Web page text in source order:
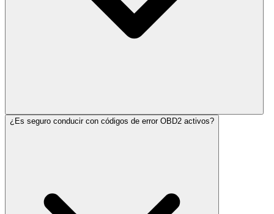
¿Es seguro conducir con códigos de error OBD2 activos?